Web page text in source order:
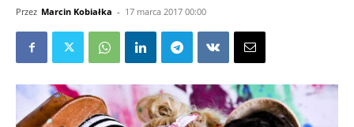
Przez Marcin Kobiałka - 17 marca 2017 00:00